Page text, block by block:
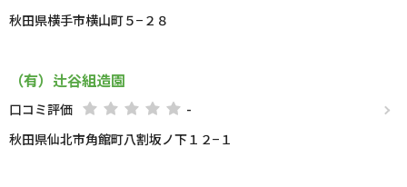
秋田県横手市横山町５−２８
（有）辻谷組造園
口コミ評価
-
秋田県仙北市角館町八割坂ノ下１２−１